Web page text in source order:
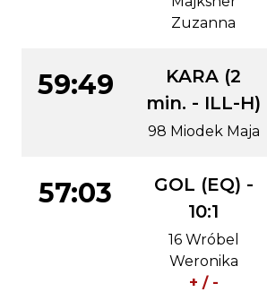
Zuzanna
59:49
KARA (2
min. - ILL-H)
98 Miodek Maja
57:03
GOL (EQ) -
10:1
16 Wróbel
Weronika
+ / -